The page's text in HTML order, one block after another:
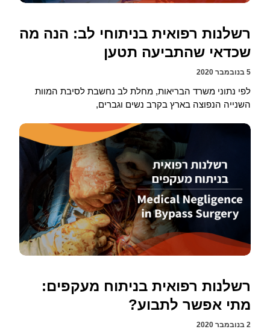
רשלנות רפואית בניתוחי לב: הנה מה
שכדאי שהתביעה תטען
5 בנובמבר 2020
לפי נתוני משרד הבריאות, מחלת לב נחשבת לסיבת המוות
השנייה הנפוצה בארץ בקרב נשים וגברים,
רשלנות רפואית בניתוח מעקפים:
מתי אפשר לתבוע?
2 בנובמבר 2020